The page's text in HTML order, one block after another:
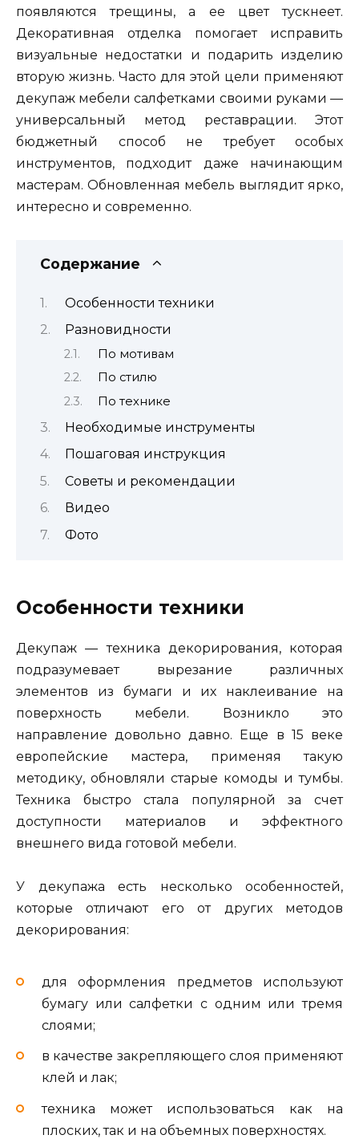
появляются трещины, а ее цвет тускнеет.
Декоративная отделка помогает исправить
визуальные недостатки и подарить изделию
вторую жизнь. Часто для этой цели применяют
декупаж мебели салфетками своими руками —
универсальный метод реставрации. Этот
бюджетный способ не требует особых
инструментов, подходит даже начинающим
мастерам. Обновленная мебель выглядит ярко,
интересно и современно.
Содержание
Особенности техники
Разновидности
По мотивам
По стилю
По технике
Необходимые инструменты
Пошаговая инструкция
Советы и рекомендации
Видео
Фото
Особенности техники
Декупаж — техника декорирования, которая
подразумевает вырезание различных
элементов из бумаги и их наклеивание на
поверхность мебели. Возникло это
направление довольно давно. Еще в 15 веке
европейские мастера, применяя такую
методику, обновляли старые комоды и тумбы.
Техника быстро стала популярной за счет
доступности материалов и эффектного
внешнего вида готовой мебели.
У декупажа есть несколько особенностей,
которые отличают его от других методов
декорирования:
для оформления предметов используют
бумагу или салфетки с одним или тремя
слоями;
в качестве закрепляющего слоя применяют
клей и лак;
техника может использоваться как на
плоских, так и на объемных поверхностях.